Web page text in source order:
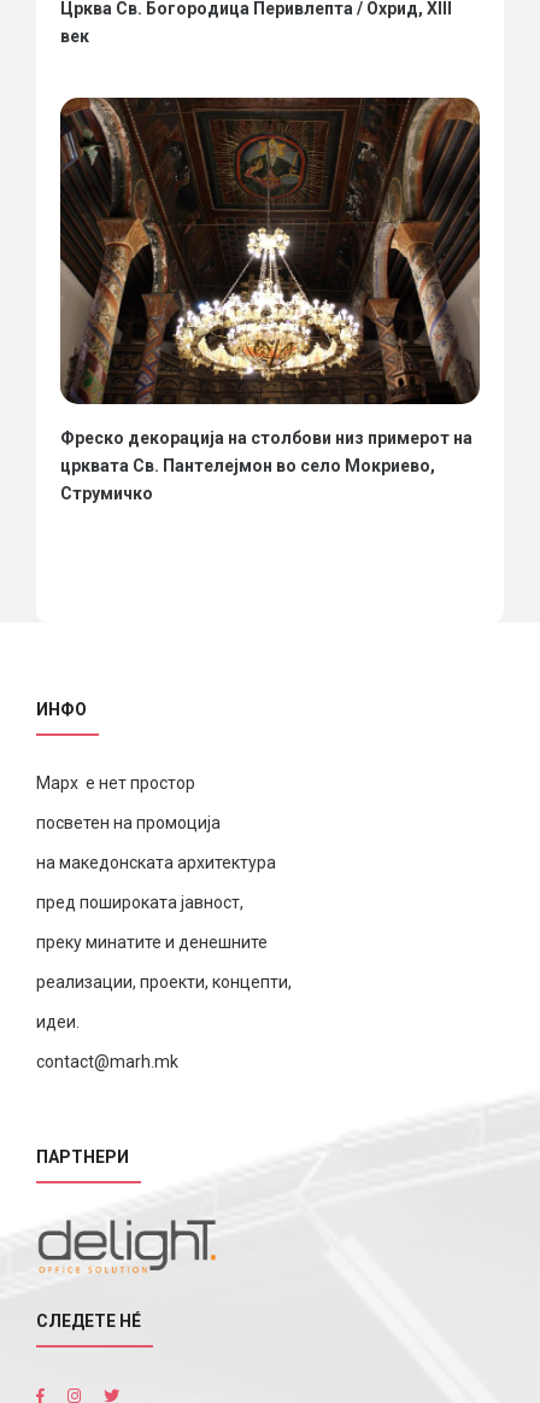
Црква Св. Богородица Перивлепта / Охрид, XIII
век
Фреско декорација на столбови низ примерот на
црквата Св. Пантелејмон во село Мокриево,
Струмичко
ИНФО
Марх е нет простор
посветен на промоција
на македонската архитектура
пред пошироката јавност,
преку минатите и денешните
реализации, проекти, концепти,
идеи.
contact@marh.mk
ПАРТНЕРИ
СЛЕДЕТЕ НÉ